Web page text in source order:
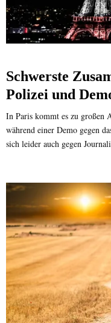
Schwerste
Polizei und
In Paris kommt es zu großen
während einer Demo gegen
sich leider auch gegen